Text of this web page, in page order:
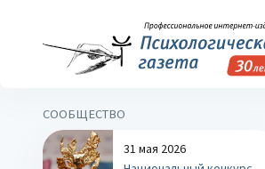
СООБЩЕСТВО
31 мая 2026